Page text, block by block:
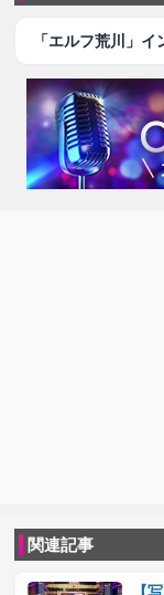
「エルフ荒川」
関連記事